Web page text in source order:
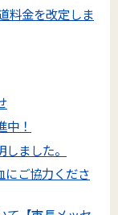
料金を改定しま
！
ました。
にご協力くださ